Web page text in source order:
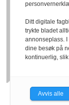
Ditt digitale
trykte bladet
annonseplass.
dine besøk på
kontinuerlig,
Avvis alle